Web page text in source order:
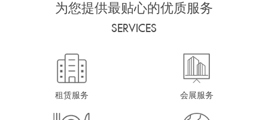
为您提供最贴心的优质服务
SERVICES
租赁服务 会展服务